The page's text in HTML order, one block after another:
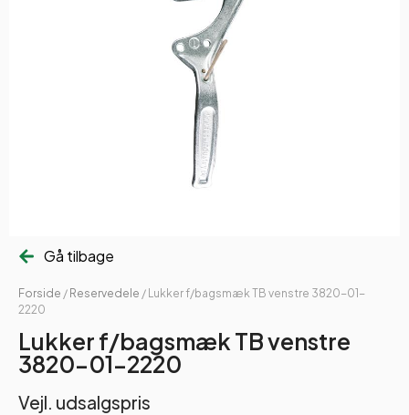
Gå tilbage
Forside / Reservedele / Lukker f/bagsmæk TB venstre 3820-01-
2220
Lukker f/bagsmæk TB venstre
3820-01-2220
Vejl. udsalgspris